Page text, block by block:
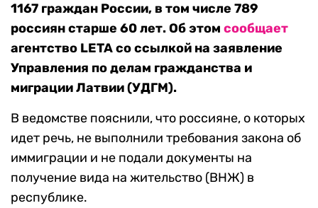
1167 граждан России, в том числе 789
россиян старше 60 лет. Об этом сообщает
агентство LETA со ссылкой на заявление
Управления по делам гражданства и
миграции Латвии (УДГМ).
В ведомстве пояснили, что россияне, о которых
идет речь, не выполнили требования закона об
иммиграции и не подали документы на
получение вида на жительство (ВНЖ) в
республике.